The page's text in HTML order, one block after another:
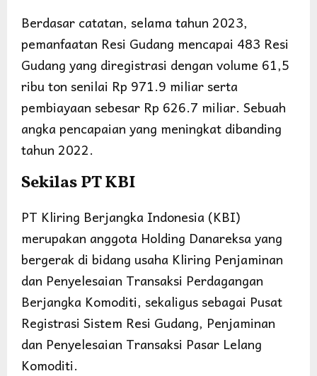
Berdasar catatan, selama tahun 2023,
pemanfaatan Resi Gudang mencapai 483 Resi
Gudang yang diregistrasi dengan volume 61,5
ribu ton senilai Rp 971.9 miliar serta
pembiayaan sebesar Rp 626.7 miliar. Sebuah
angka pencapaian yang meningkat dibanding
tahun 2022.
Sekilas PT KBI
PT Kliring Berjangka Indonesia (KBI)
merupakan anggota Holding Danareksa yang
bergerak di bidang usaha Kliring Penjaminan
dan Penyelesaian Transaksi Perdagangan
Berjangka Komoditi, sekaligus sebagai Pusat
Registrasi Sistem Resi Gudang, Penjaminan
dan Penyelesaian Transaksi Pasar Lelang
Komoditi.